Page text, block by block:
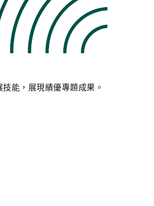
能，展現績優專題成果。